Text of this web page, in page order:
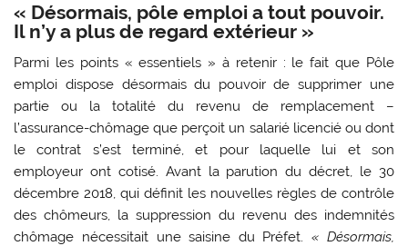
« Désormais, pôle emploi a tout pouvoir.
Il n’y a plus de regard extérieur »
Parmi les points « essentiels » à retenir : le fait que Pôle
emploi dispose désormais du pouvoir de supprimer une
partie ou la totalité du revenu de remplacement –
l’assurance-chômage que perçoit un salarié licencié ou dont
le contrat s’est terminé, et pour laquelle lui et son
employeur ont cotisé. Avant la parution du décret, le 30
décembre 2018, qui définit les nouvelles règles de contrôle
des chômeurs, la suppression du revenu des indemnités
chômage nécessitait une saisine du Préfet.« Désormais,